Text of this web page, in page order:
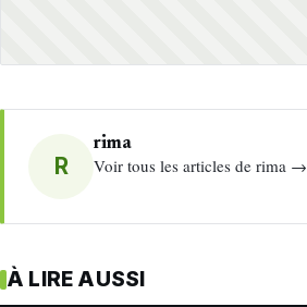
R
rima
Voir tous les articles de rima →
À LIRE AUSSI